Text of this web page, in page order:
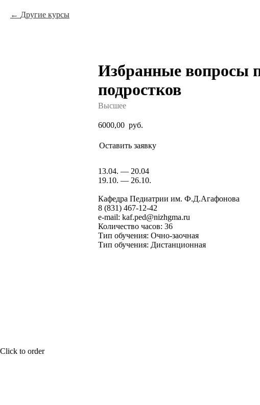
Другие курсы
Избранные вопросы
подростков
Высшее
6000,00 руб.
Оставить заявку
13.04. — 20.04
19.10. — 26.10.
Кафедра Педиатрии им. Ф.Д.Агафонова
8 (831) 467-12-42
e-mail: kaf.ped@nizhgma.ru
Количество часов: 36
Тип обучения: Очно-заочная
Тип обучения: Дистанционная
Click to order